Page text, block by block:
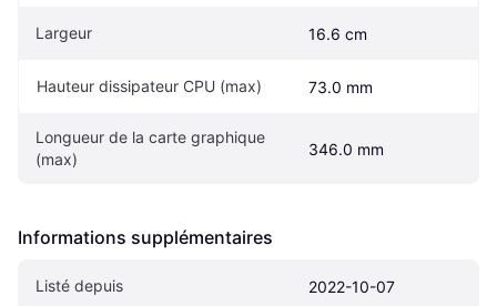
Largeur 16.6 cm
Hauteur dissipateur CPU (max) 73.0 mm
Longueur de la carte graphique
(max)
346.0 mm
Informations supplémentaires
Listé depuis 2022-10-07